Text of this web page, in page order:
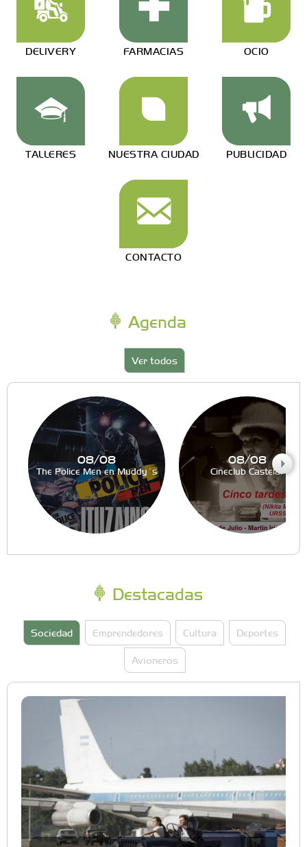
DELIVERY FARMACIAS OCIO
TALLERES NUESTRA CIUDAD PUBLICIDAD
CONTACTO
Agenda
Ver todos
08/08
The Police Men en Muddy´s
08/08
Cineclub Castelar
Destacadas
Sociedad Emprendedores Cultura Deportes
Avioneros